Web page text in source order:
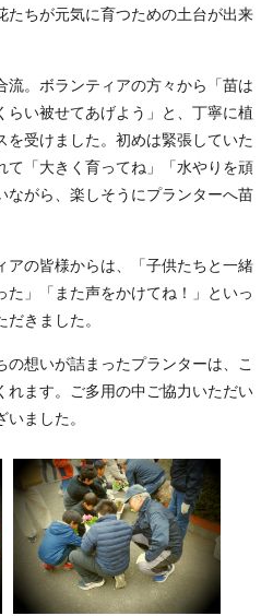
たちが元気に育つための土台が出来
。ボランティアの方々から「苗は
い被せてあげよう」と、丁寧に植
を受けました。初めは緊張していた
て「大きく育ってね」「水やりを頑
ながら、楽しそうにプランターへ苗
アの皆様からは、「子供たちと一緒
」「また声をかけてね！」といっ
きました。
想いが詰まったプランターは、こ
れます。ご多用の中ご協力いただい
ました。